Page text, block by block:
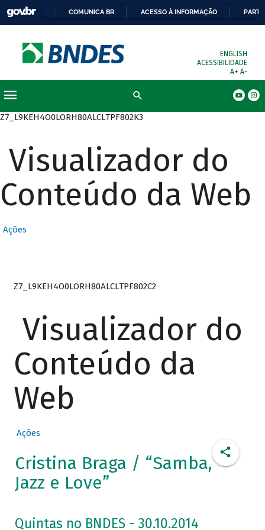
COMUNICA BR ACESSO À INFORMAÇÃO
ENGLISH
ACESSIBILIDADE
A+ A-
Z7_L9KEH4O0LORH80ALCLTPF802K3
Visualizador do
Conteúdo da Web
Ações
Z7_L9KEH4O0LORH80ALCLTPF802C2
Visualizador do
Conteúdo da
Web
Ações
Cristina Braga / “Samba,
Jazz e Love”
Quintas no BNDES - 30.10.2014